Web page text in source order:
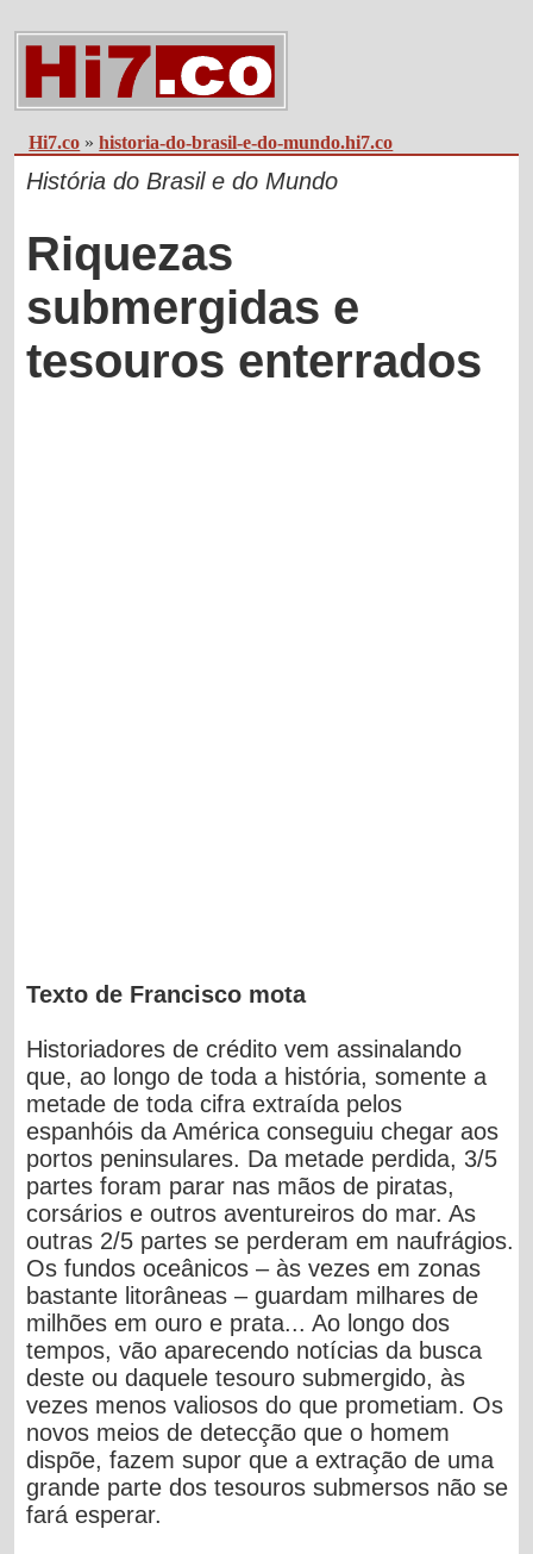
Hi7.co »historia-do-brasil-e-do-mundo.hi7.co
História do Brasil e do Mundo
Riquezas
submergidas e
tesouros enterrados
Texto de Francisco mota
Historiadores de crédito vem assinalando
que, ao longo de toda a história, somente a
metade de toda cifra extraída pelos
espanhóis da América conseguiu chegar aos
portos peninsulares. Da metade perdida, 3/5
partes foram parar nas mãos de piratas,
corsários e outros aventureiros do mar. As
outras 2/5 partes se perderam em naufrágios.
Os fundos oceânicos – às vezes em zonas
bastante litorâneas – guardam milhares de
milhões em ouro e prata... Ao longo dos
tempos, vão aparecendo notícias da busca
deste ou daquele tesouro submergido, às
vezes menos valiosos do que prometiam. Os
novos meios de detecção que o homem
dispõe, fazem supor que a extração de uma
grande parte dos tesouros submersos não se
fará esperar.